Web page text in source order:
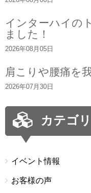
インターハイの
ました！
2026年08月05日
肩こりや腰痛を
2026年07月30日
カテゴリ
イベント情報
お客様の声